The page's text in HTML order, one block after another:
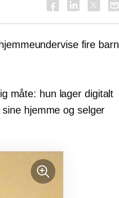
fire barn
måte: hun lager digitalt
hjemme og selger